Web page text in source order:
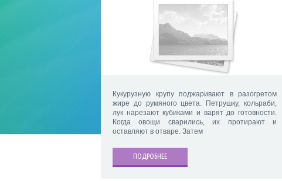
Кукурузную крупу поджаривают в разогретом
жире до румяного цвета. Петрушку, кольраби,
лук нарезают кубиками и варят до готовности.
Когда овощи сварились, их протирают и
оставляют в отваре. Затем
ПОДРОБНЕЕ